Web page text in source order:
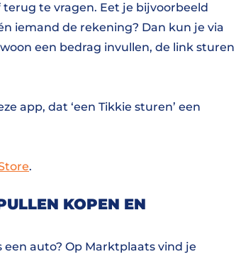
te vragen. Eet je bijvoorbeeld
iemand de rekening? Dan kun je via
een bedrag invullen, de link sturen
app, dat ‘een Tikkie sturen’ een
.
KOPEN EN
auto? Op Marktplaats vind je